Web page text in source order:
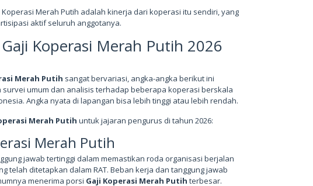
Koperasi Merah Putih adalah kinerja dari koperasi itu sendiri, yang
aktif seluruh anggotanya.
Koperasi Merah Putih 2026
Merah Putih sangat bervariasi, angka-angka berikut ini
umum dan analisis terhadap beberapa koperasi berskala
Angka nyata di lapangan bisa lebih tinggi atau lebih rendah.
Merah Putih untuk jajaran pengurus di tahun 2026:
Merah Putih
jawab tertinggi dalam memastikan roda organisasi berjalan
telah ditetapkan dalam RAT. Beban kerja dan tanggung jawab
menerima porsi Gaji Koperasi Merah Putih terbesar.